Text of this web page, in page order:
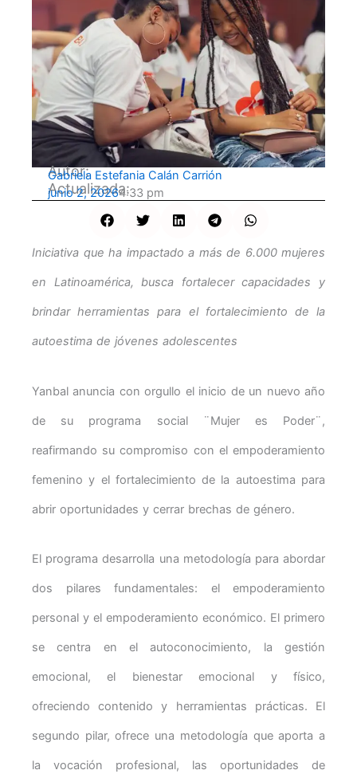
Autor:
Gabriela Estefania Calán Carrión
Actualizada:
junio 2, 20264:33 pm
Iniciativa que ha impactado a más de 6.000 mujeres
en Latinoamérica, busca fortalecer capacidades y
brindar herramientas para el fortalecimiento de la
autoestima de jóvenes adolescentes
Yanbal anuncia con orgullo el inicio de un nuevo año
de su programa social ¨Mujer es Poder¨,
reafirmando su compromiso con el empoderamiento
femenino y el fortalecimiento de la autoestima para
abrir oportunidades y cerrar brechas de género.
El programa desarrolla una metodología para abordar
dos pilares fundamentales: el empoderamiento
personal y el empoderamiento económico. El primero
se centra en el autoconocimiento, la gestión
emocional, el bienestar emocional y físico,
ofreciendo contenido y herramientas prácticas. El
segundo pilar, ofrece una metodología que aporta a
la vocación profesional, las oportunidades de